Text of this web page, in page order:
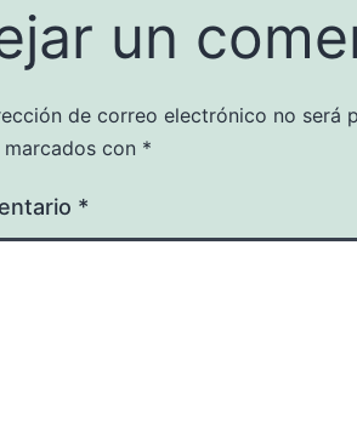
un
de correo electrónico no será
marcados con *
*